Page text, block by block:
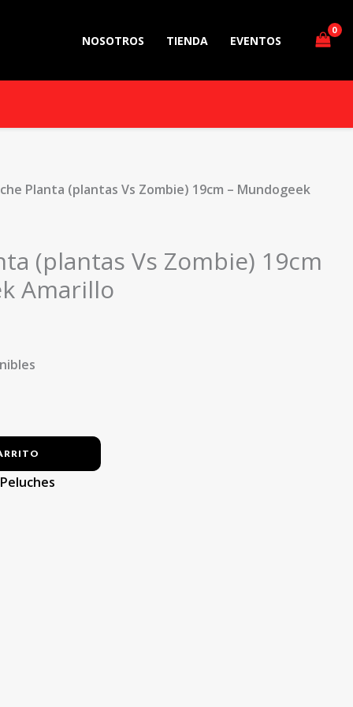
NOSOTROS TIENDA EVENTOS
Planta (plantas Vs Zombie) 19cm – Mundogeek
(plantas Vs Zombie) 19cm
Amarillo
Peluches